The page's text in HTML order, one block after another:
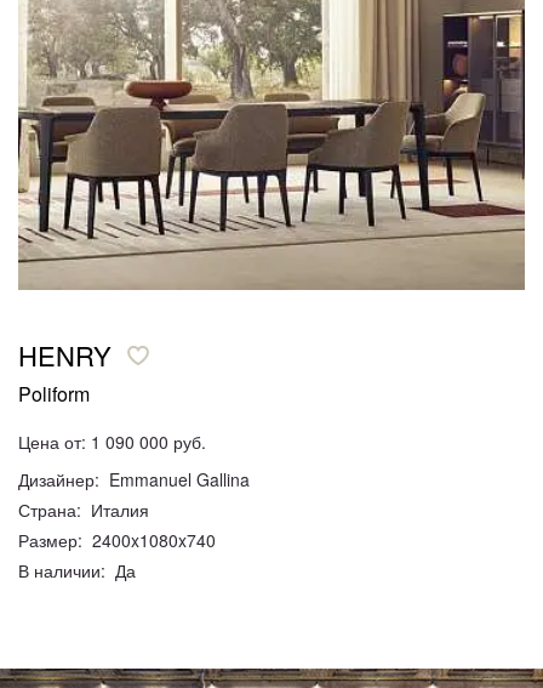
HENRY
Poliform
Цена от: 1 090 000 руб.
Дизайнер: Emmanuel Gallina
Страна: Италия
Размер: 2400x1080x740
В наличии: Да